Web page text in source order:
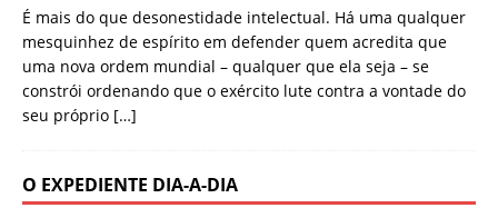
É mais do que desonestidade intelectual. Há uma qualquer
mesquinhez de espírito em defender quem acredita que
uma nova ordem mundial – qualquer que ela seja – se
constrói ordenando que o exército lute contra a vontade do
seu próprio […]
O EXPEDIENTE DIA-A-DIA